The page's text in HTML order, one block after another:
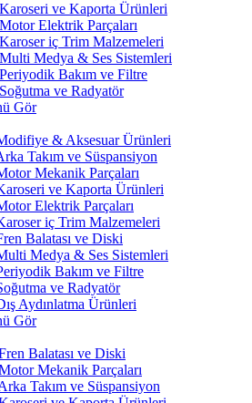
ve Kaporta Ürünleri
Elektrik Parçaları
iç Trim Malzemeleri
Medya & Ses Sistemleri
Bakım ve Filtre
ve Radyatör
Gör
& Aksesuar Ürünleri
Takım ve Süspansiyon
Mekanik Parçaları
ve Kaporta Ürünleri
Elektrik Parçaları
iç Trim Malzemeleri
Balatası ve Diski
Medya & Ses Sistemleri
Bakım ve Filtre
ve Radyatör
Aydınlatma Ürünleri
Gör
Balatası ve Diski
Mekanik Parçaları
Takım ve Süspansiyon